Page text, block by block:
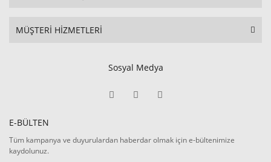
MÜŞTERİ HİZMETLERİ
Sosyal Medya
E-BÜLTEN
Tüm kampanya ve duyurulardan haberdar olmak için e-bültenimize
kaydolunuz.